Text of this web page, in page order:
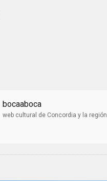
bocaaboca
web cultural de Concordia y la región